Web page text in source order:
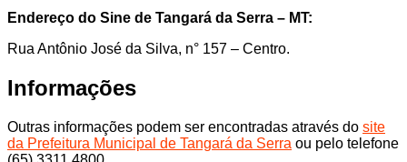
Endereço do Sine de Tangará da Serra – MT:
Rua Antônio José da Silva, n° 157 – Centro.
Informações
Outras informações podem ser encontradas através do site
da Prefeitura Municipal de Tangará da Serra ou pelo telefone